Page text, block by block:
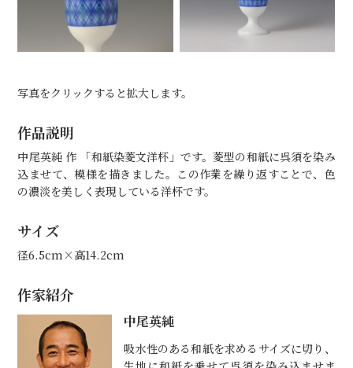
写真をクリックすると拡大します。
作品説明
中尾英純 作 「和紙染菱文洋杯」です。菱型の和紙に呉須を染み
込ませて、模様を描きました。この作業を繰り返すことで、色
の濃淡を美しく表現している洋杯です。
サイズ
径6.5cm×高14.2cm
作家紹介
中尾英純
吸水性のある和紙を求めるサイズに切り、